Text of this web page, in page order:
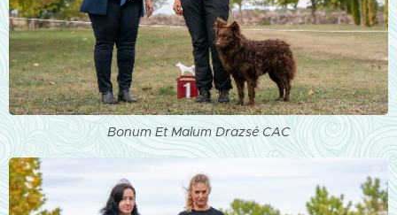
Bonum Et Malum Drazsé CAC